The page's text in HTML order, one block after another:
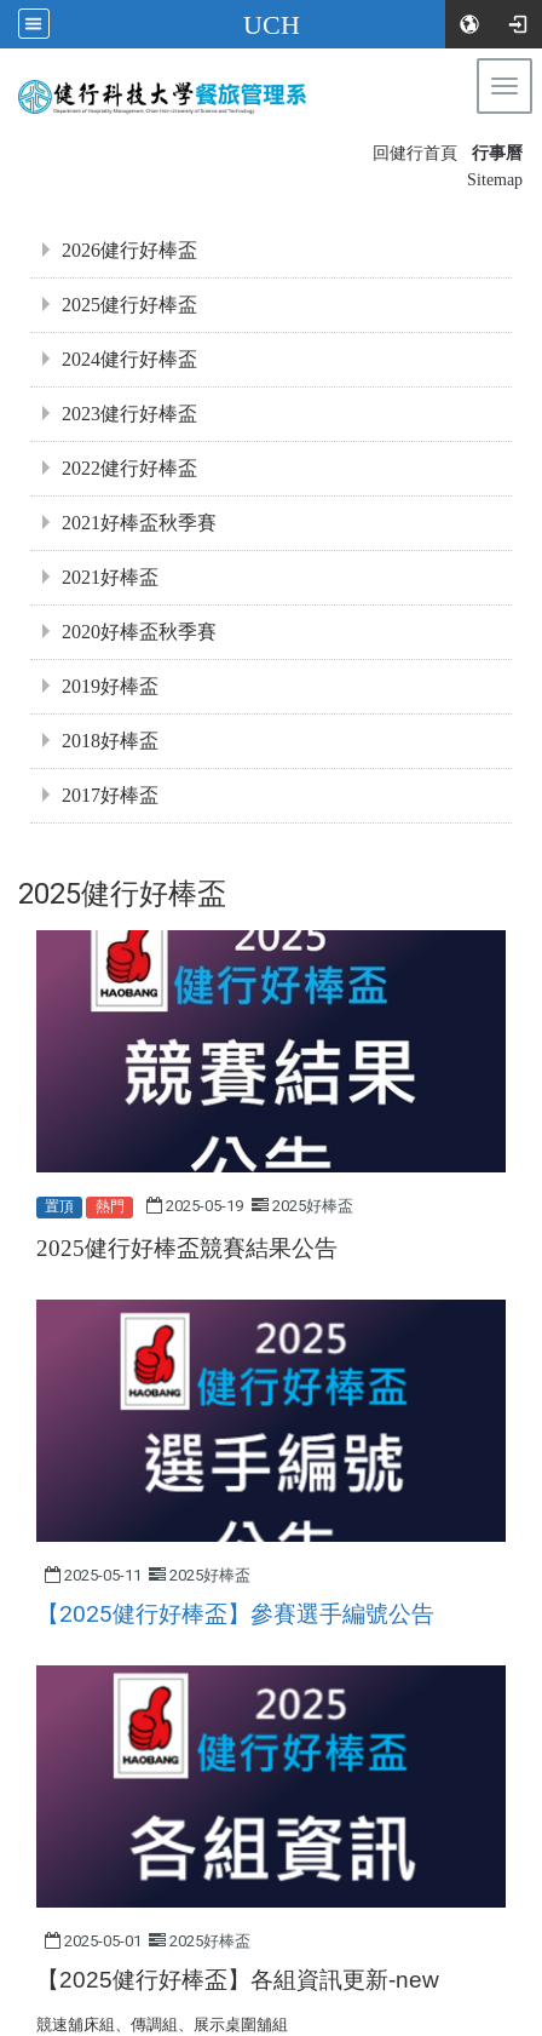
UCH
回健行首頁
行事曆
Sitemap
2026健行好棒盃
2025健行好棒盃
2024健行好棒盃
2023健行好棒盃
2022健行好棒盃
2021好棒盃秋季賽
2021好棒盃
2020好棒盃秋季賽
2019好棒盃
2018好棒盃
2017好棒盃
2025健行好棒盃
置頂 熱門 2025-05-19 2025好棒盃
2025健行好棒盃競賽結果公告
2025-05-11 2025好棒盃
【2025健行好棒盃】參賽選手編號公告
2025-05-01 2025好棒盃
【2025健行好棒盃】各組資訊更新-new
競速舖床組、傳調組、展示桌圍舖組